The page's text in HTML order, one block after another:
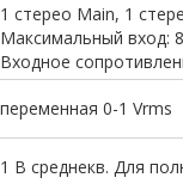
1 стерео Main, 1
Максимальный вход:
Входное
переменная 0-1 Vrms
1 В среднекв. Для